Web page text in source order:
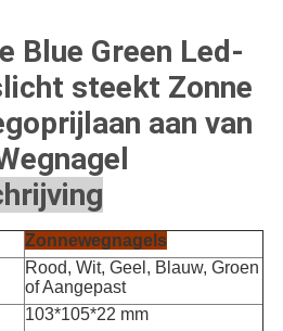
Blue Green Led-
steekt Zonne
aan van
Zonnewegnagels
Rood, Wit, Geel, Blauw, Groen
of Aangepast
103*105*22 mm